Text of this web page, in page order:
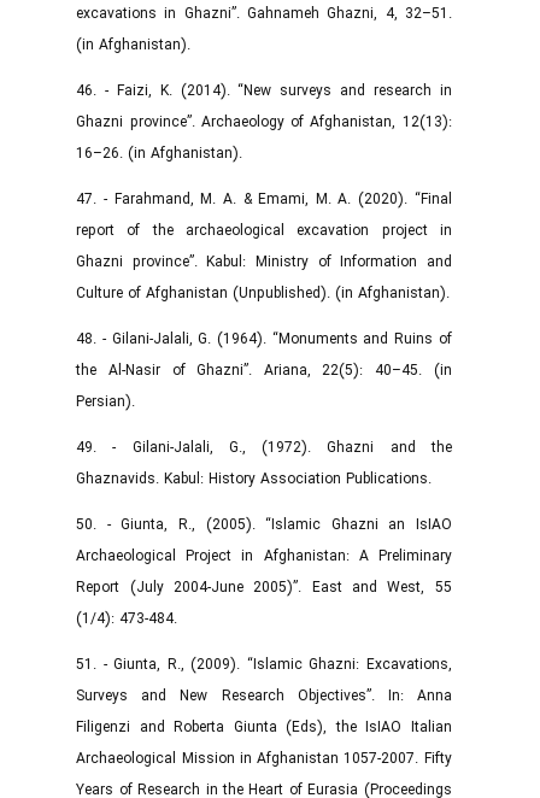
excavations in Ghazni”. Gahnameh Ghazni, 4, 32–51.
(in Afghanistan).
46. - Faizi, K. (2014). “New surveys and research in
Ghazni province”. Archaeology of Afghanistan, 12(13):
16–26. (in Afghanistan).
47. - Farahmand, M. A. & Emami, M. A. (2020). “Final
report of the archaeological excavation project in
Ghazni province”. Kabul: Ministry of Information and
Culture of Afghanistan (Unpublished). (in Afghanistan).
48. - Gilani-Jalali, G. (1964). “Monuments and Ruins of
the Al-Nasir of Ghazni”. Ariana, 22(5): 40–45. (in
Persian).
49. - Gilani-Jalali, G., (1972). Ghazni and the
Ghaznavids. Kabul: History Association Publications.
50. - Giunta, R., (2005). “Islamic Ghazni an IsIAO
Archaeological Project in Afghanistan: A Preliminary
Report (July 2004-June 2005)”. East and West, 55
(1/4): 473-484.
51. - Giunta, R., (2009). “Islamic Ghazni: Excavations,
Surveys and New Research Objectives”. In: Anna
Filigenzi and Roberta Giunta (Eds), the IsIAO Italian
Archaeological Mission in Afghanistan 1057-2007. Fifty
Years of Research in the Heart of Eurasia (Proceedings